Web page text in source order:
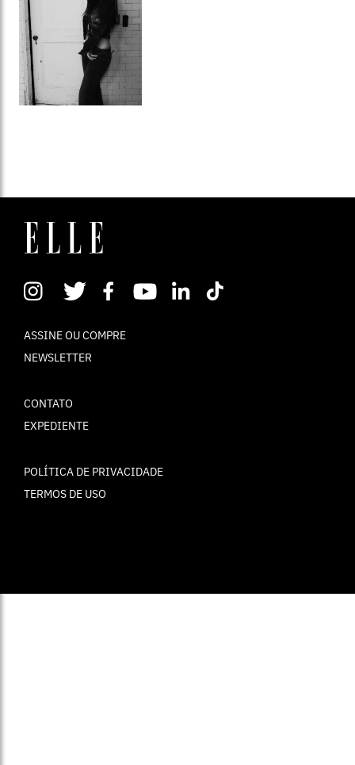
ASSINE OU COMPRE
NEWSLETTER
CONTATO
EXPEDIENTE
POLÍTICA DE PRIVACIDADE
TERMOS DE USO